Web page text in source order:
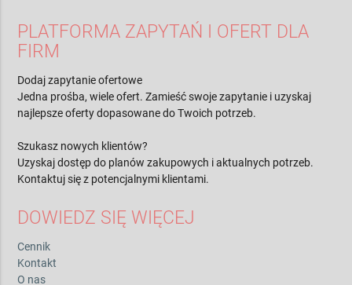
PLATFORMA ZAPYTAŃ I OFERT DLA
FIRM
Dodaj zapytanie ofertowe
Jedna prośba, wiele ofert. Zamieść swoje zapytanie i uzyskaj
najlepsze oferty dopasowane do Twoich potrzeb.
Szukasz nowych klientów?
Uzyskaj dostęp do planów zakupowych i aktualnych potrzeb.
Kontaktuj się z potencjalnymi klientami.
DOWIEDZ SIĘ WIĘCEJ
Cennik
Kontakt
O nas